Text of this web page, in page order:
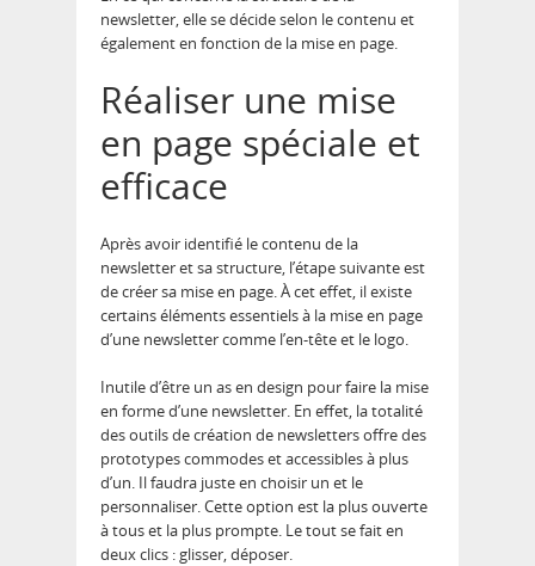
newsletter, elle se décide selon le contenu et
également en fonction de la mise en page.
Réaliser une mise
en page spéciale et
efficace
Après avoir identifié le contenu de la
newsletter et sa structure, l’étape suivante est
de créer sa mise en page. À cet effet, il existe
certains éléments essentiels à la mise en page
d’une newsletter comme l’en-tête et le logo.
Inutile d’être un as en design pour faire la mise
en forme d’une newsletter. En effet, la totalité
des outils de création de newsletters offre des
prototypes commodes et accessibles à plus
d’un. Il faudra juste en choisir un et le
personnaliser. Cette option est la plus ouverte
à tous et la plus prompte. Le tout se fait en
deux clics : glisser, déposer.